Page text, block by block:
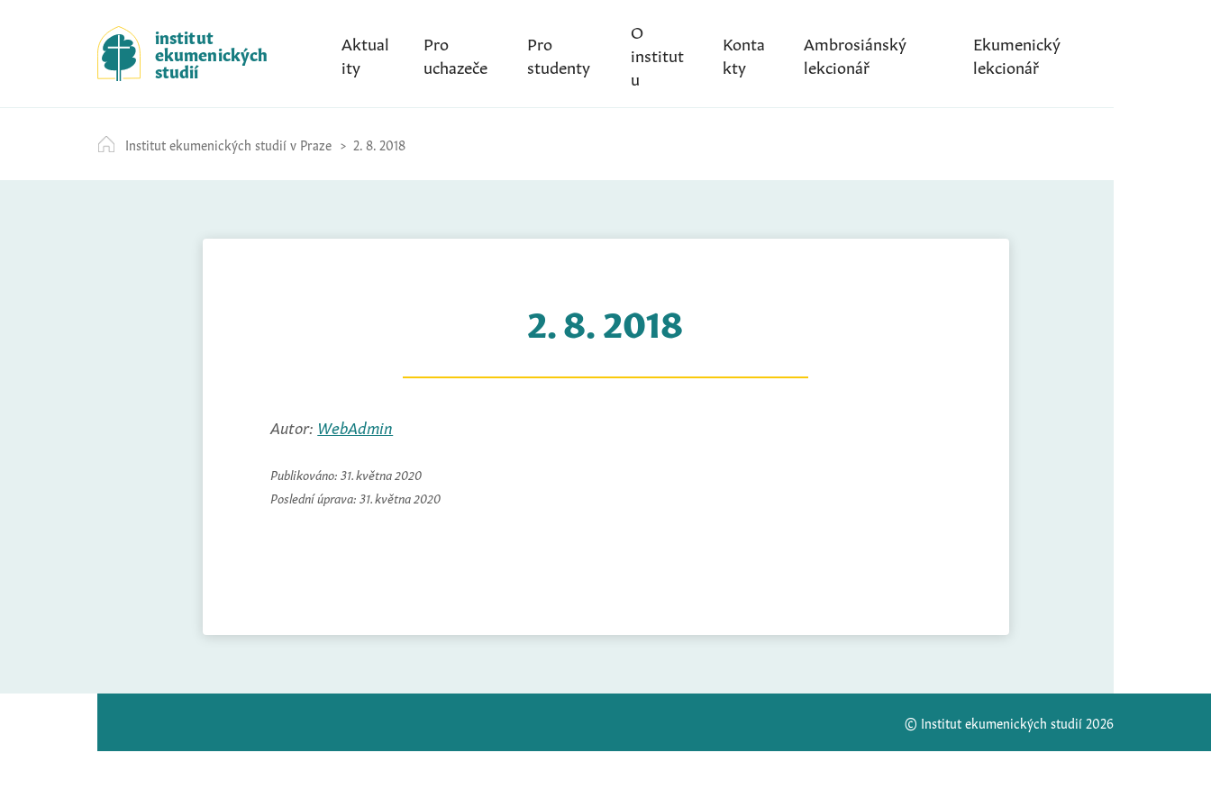
k
i
p
t
c
o
institut
ekumenických
studií
Aktual
ity
Pro
uchazeče
Pro
studenty
O
institut
u
Konta
kty
Ambrosiánský
lekcionář
Ekumenický
lekcionář
Institut ekumenických studií v Praze 2. 8. 2018
2. 8. 2018
Autor: WebAdmin
Publikováno: 31. května 2020
Poslední úprava: 31. května 2020
© Institut ekumenických studií 2026